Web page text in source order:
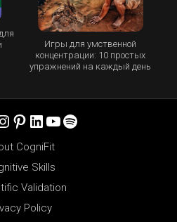
Игры для умственной
концентрации: 10 простых
упражнений на каждый день
Pinterest
LinkedIn
YouTube
Spotify
CogniFit
Skills
Validation
Policy